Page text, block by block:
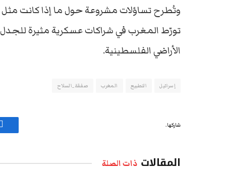
وتُطرح تساؤلات مشروعة حول ما إذا كانت
تورّط المغرب في شراكات عسكرية مثيرة للجدل
الأراضي الفلسطينية.
إسرائيل التطبيع المغرب صفقة_السلاح
شاركها.
المقالات ذات الصلة